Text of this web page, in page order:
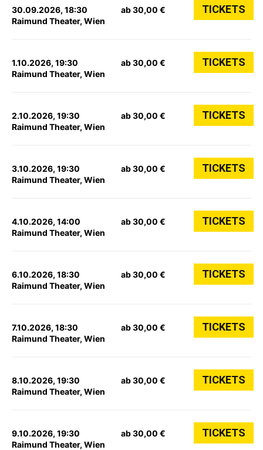
30.09.2026, 18:30
Raimund Theater, Wien
ab 30,00 € TICKETS
1.10.2026, 19:30
Raimund Theater, Wien
ab 30,00 € TICKETS
2.10.2026, 19:30
Raimund Theater, Wien
ab 30,00 € TICKETS
3.10.2026, 19:30
Raimund Theater, Wien
ab 30,00 € TICKETS
4.10.2026, 14:00
Raimund Theater, Wien
ab 30,00 € TICKETS
6.10.2026, 18:30
Raimund Theater, Wien
ab 30,00 € TICKETS
7.10.2026, 18:30
Raimund Theater, Wien
ab 30,00 € TICKETS
8.10.2026, 19:30
Raimund Theater, Wien
ab 30,00 € TICKETS
9.10.2026, 19:30
Raimund Theater, Wien
ab 30,00 € TICKETS